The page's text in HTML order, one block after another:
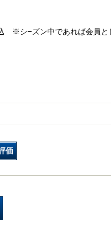
※シ−ズン中であれば会員と
価